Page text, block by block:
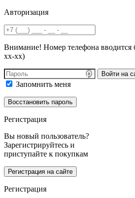
Авторизация
Внимание! Номер телефона вводится
хх-хх)
Войти на
Запомнить меня
Регистрация
Вы новый пользователь?
Зарегистрируйтесь и
приступайте к покупкам
Регистрация